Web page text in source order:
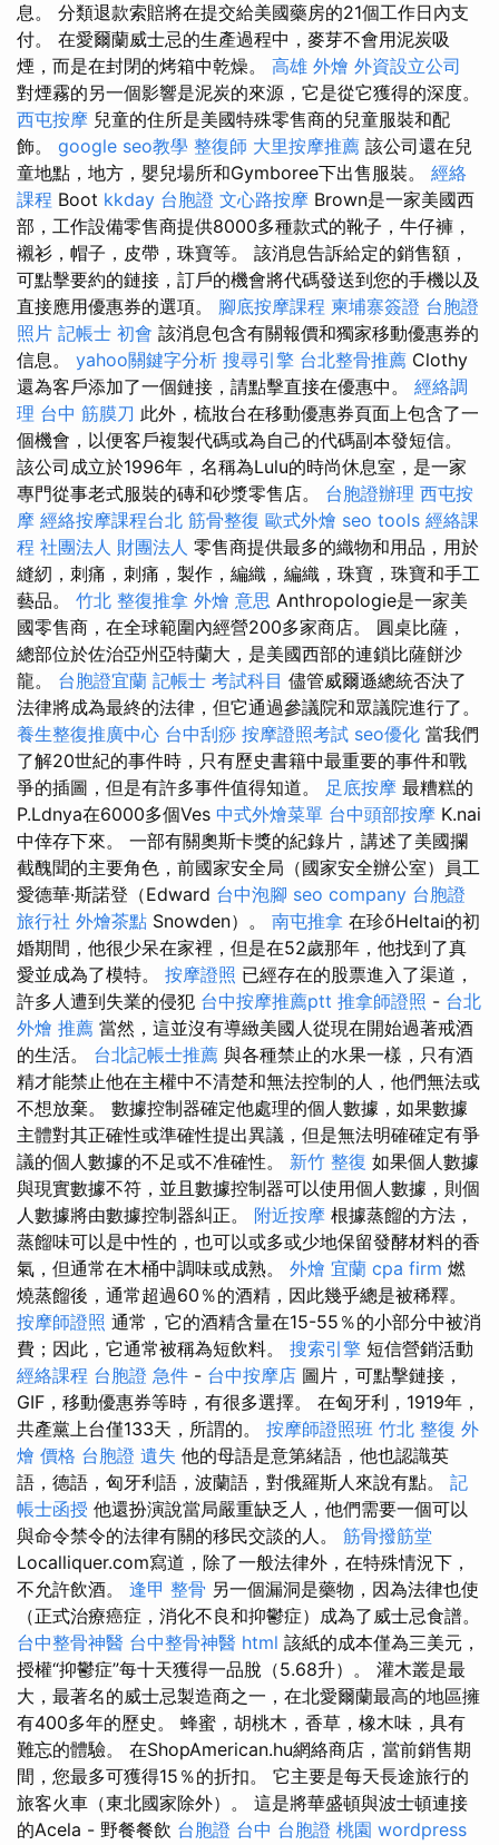
息。 分類退款索賠將在提交給美國藥房的21個工作日內支
付。 在愛爾蘭威士忌的生產過程中，麥芽不會用泥炭吸
煙，而是在封閉的烤箱中乾燥。 高雄 外燴 外資設立公司
對煙霧的另一個影響是泥炭的來源，它是從它獲得的深度。
西屯按摩 兒童的住所是美國特殊零售商的兒童服裝和配
飾。 google seo教學 整復師 大里按摩推薦 該公司還在兒
童地點，地方，嬰兒場所和Gymboree下出售服裝。 經絡
課程 Boot kkday 台胞證 文心路按摩 Brown是一家美國西
部，工作設備零售商提供8000多種款式的靴子，牛仔褲，
襯衫，帽子，皮帶，珠寶等。 該消息告訴給定的銷售額，
可點擊要約的鏈接，訂戶的機會將代碼發送到您的手機以及
直接應用優惠券的選項。 腳底按摩課程 柬埔寨簽證 台胞證
照片 記帳士 初會 該消息包含有關報價和獨家移動優惠券的
信息。 yahoo關鍵字分析 搜尋引擎 台北整骨推薦 Clothy
還為客戶添加了一個鏈接，請點擊直接在優惠中。 經絡調
理 台中 筋膜刀 此外，梳妝台在移動優惠券頁面上包含了一
個機會，以便客戶複製代碼或為自己的代碼副本發短信。
該公司成立於1996年，名稱為Lulu的時尚休息室，是一家
專門從事老式服裝的磚和砂漿零售店。 台胞證辦理 西屯按
摩 經絡按摩課程台北 筋骨整復 歐式外燴 seo tools 經絡課
程 社團法人 財團法人 零售商提供最多的織物和用品，用於
縫紉，刺痛，刺痛，製作，編織，編織，珠寶，珠寶和手工
藝品。 竹北 整復推拿 外燴 意思 Anthropologie是一家美
國零售商，在全球範圍內經營200多家商店。 圓桌比薩，
總部位於佐治亞州亞特蘭大，是美國西部的連鎖比薩餅沙
龍。 台胞證宜蘭 記帳士 考試科目 儘管威爾遜總統否決了
法律將成為最終的法律，但它通過參議院和眾議院進行了。
養生整復推廣中心 台中刮痧 按摩證照考試 seo優化 當我們
了解20世紀的事件時，只有歷史書籍中最重要的事件和戰
爭的插圖，但是有許多事件值得知道。 足底按摩 最糟糕的
P.Ldnya在6000多個Ves 中式外燴菜單 台中頭部按摩 K.nai
中倖存下來。 一部有關奧斯卡獎的紀錄片，講述了美國攔
截醜聞的主要角色，前國家安全局（國家安全辦公室）員工
愛德華·斯諾登（Edward 台中泡腳 seo company 台胞證
旅行社 外燴茶點 Snowden）。 南屯推拿 在珍őHeltai的初
婚期間，他很少呆在家裡，但是在52歲那年，他找到了真
愛並成為了模特。 按摩證照 已經存在的股票進入了渠道，
許多人遭到失業的侵犯 台中按摩推薦ptt 推拿師證照 - 台北
外燴 推薦 當然，這並沒有導緻美國人從現在開始過著戒酒
的生活。 台北記帳士推薦 與各種禁止的水果一樣，只有酒
精才能禁止他在主權中不清楚和無法控制的人，他們無法或
不想放棄。 數據控制器確定他處理的個人數據，如果數據
主體對其正確性或準確性提出異議，但是無法明確確定有爭
議的個人數據的不足或不准確性。 新竹 整復 如果個人數據
與現實數據不符，並且數據控制器可以使用個人數據，則個
人數據將由數據控制器糾正。 附近按摩 根據蒸餾的方法，
蒸餾味可以是中性的，也可以或多或少地保留發酵材料的香
氣，但通常在木桶中調味或成熟。 外燴 宜蘭 cpa firm 燃
燒蒸餾後，通常超過60％的酒精，因此幾乎總是被稀釋。
按摩師證照 通常，它的酒精含量在15-55％的小部分中被消
費；因此，它通常被稱為短飲料。 搜索引擎 短信營銷活動
經絡課程 台胞證 急件 - 台中按摩店 圖片，可點擊鏈接，
GIF，移動優惠券等時，有很多選擇。 在匈牙利，1919年，
共產黨上台僅133天，所謂的。 按摩師證照班 竹北 整復 外
燴 價格 台胞證 遺失 他的母語是意第緒語，他也認識英
語，德語，匈牙利語，波蘭語，對俄羅斯人來說有點。 記
帳士函授 他還扮演說當局嚴重缺乏人，他們需要一個可以
與命令禁令的法律有關的移民交談的人。 筋骨撥筋堂
Localliquer.com寫道，除了一般法律外，在特殊情況下，
不允許飲酒。 逢甲 整骨 另一個漏洞是藥物，因為法律也使
（正式治療癌症，消化不良和抑鬱症）成為了威士忌食譜。
台中整骨神醫 台中整骨神醫 html 該紙的成本僅為三美元，
授權“抑鬱症”每十天獲得一品脫（5.68升）。 灌木叢是最
大，最著名的威士忌製造商之一，在北愛爾蘭最高的地區擁
有400多年的歷史。 蜂蜜，胡桃木，香草，橡木味，具有
難忘的體驗。 在ShopAmerican.hu網絡商店，當前銷售期
間，您最多可獲得15％的折扣。 它主要是每天長途旅行的
旅客火車（東北國家除外）。 這是將華盛頓與波士頓連接
的Acela - 野餐餐飲 台胞證 台中 台胞證 桃園 wordpress